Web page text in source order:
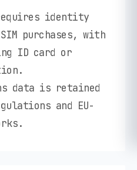
identity
purchases, with
ID card or
data is retained
and EU-